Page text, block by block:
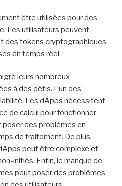
être utilisées pour des
Les utilisateurs peuvent
des tokens cryptographiques
en temps réel.
leurs nombreux
à des défis. L’un des
Les dApps nécessitent
de calcul pour fonctionner
des problèmes en
de traitement. De plus,
peut être complexe et
initiés. Enfin, le manque de
peut poser des problèmes